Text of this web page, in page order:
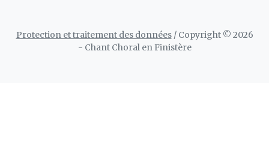
Protection et traitement des données/ Copyright © 2026
- Chant Choral en Finistère